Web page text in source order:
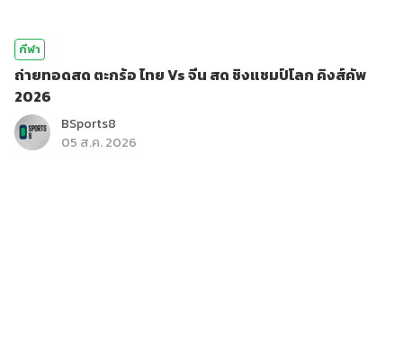
กีฬา
ถ่ายทอดสด ตะกร้อ ไทย Vs จีน สด ชิงแชมป์โลก คิงส์คัพ
2026
BSports8
05 ส.ค. 2026